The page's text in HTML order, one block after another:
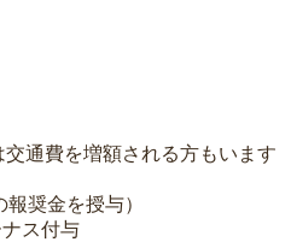
通費を増額される方もいます
奨金を授与）
ス付与